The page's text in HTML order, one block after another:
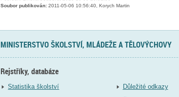
Soubor publikován: 2011-05-06 10:56:40, Korych Martin
MINISTERSTVO ŠKOLSTVÍ, MLÁDEŽE A TĚLOVÝCHOVY
Rejstříky, databáze
Statistika školství
Důležité odkazy